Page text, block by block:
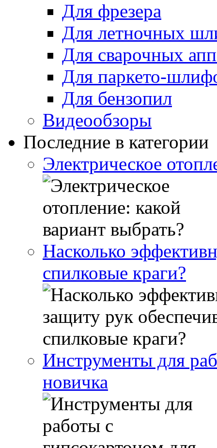
Для фрезера
Для летночных
Для сварочных
Для паркето-
Для бензопил
Видеообзоры
Последние в категории
Электрическое
Насколько
спилковые краги?
Инструменты для
новичка